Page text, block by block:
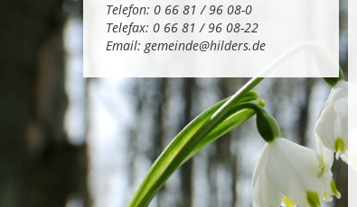
Telefon: 0 66 81 / 96 08-0
Telefax: 0 66 81 / 96 08-22
Email:gemeinde@hilders.de